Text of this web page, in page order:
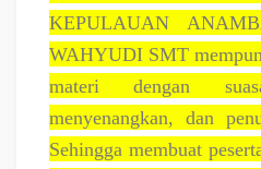
KEPULAUAN
WAHYUDI SMT
materi dengan
menyenangkan, dan
Sehingga membuat